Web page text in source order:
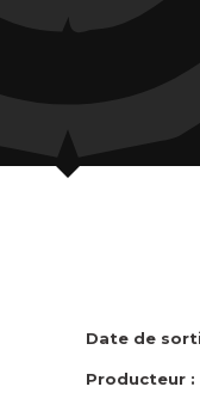
Date de
Producteur :